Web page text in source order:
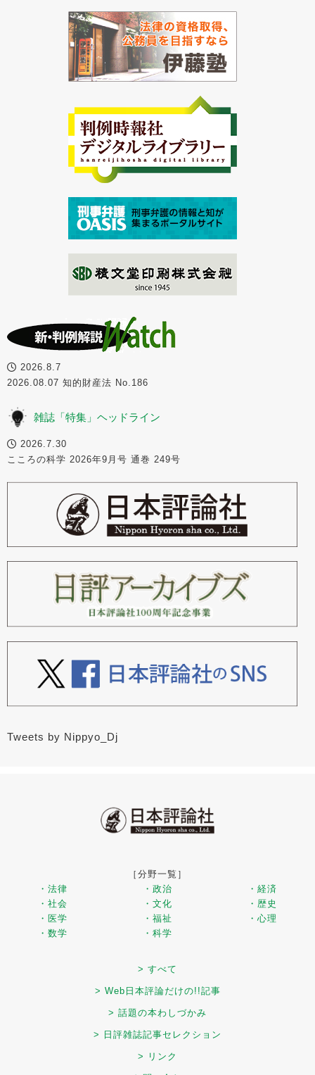
2026.8.7
2026.08.07 知的財産法 No.186
雑誌「特集」ヘッドライン
2026.7.30
こころの科学 2026年9月号 通巻 249号
Tweets by Nippyo_Dj
［分野一覧］
・法律
・政治
・経済
・社会
・文化
・歴史
・医学
・福祉
・心理
・数学
・科学
> すべて
> Web日本評論だけの!!記事
> 話題の本わしづかみ
> 日評雑誌記事セレクション
> リンク